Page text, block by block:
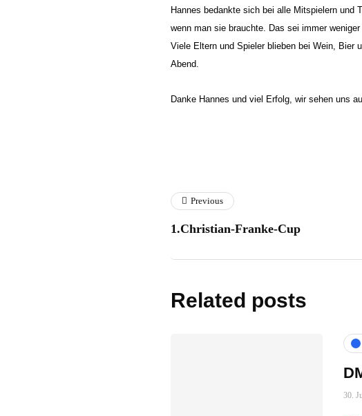
Hannes bedankte sich bei alle Mitspielern und
wenn man sie brauchte. Das sei immer
Viele Eltern und Spieler blieben bei Wein, Bier
Abend.
Danke Hannes und viel Erfolg, wir sehen uns
Previous
1.Christian-Franke-Cup
Related posts
30.